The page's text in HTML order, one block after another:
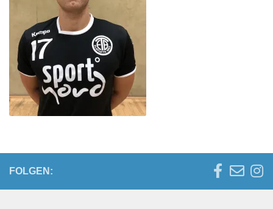
FOLGEN: